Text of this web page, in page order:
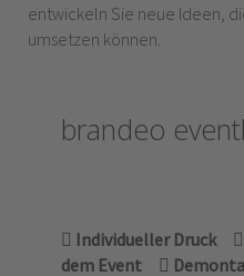
entwickeln Sie neue Ideen,
umsetzen können.
brandeo
Individueller Druck
dem Event